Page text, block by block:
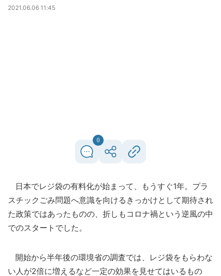
2021.06.06 11:45
0
日本でレジ袋の有料化が始まって、もうすぐ1年。プラ
スチックごみ問題へ意識を向けるきっかけとして期待され
た政策ではあったものの、折しもコロナ禍という逆風の中
でのスタートでした。
開始から半年後の環境省の調査では、レジ袋をもらわな
い人が2倍に増えるなど一定の効果を見せてはいるもの